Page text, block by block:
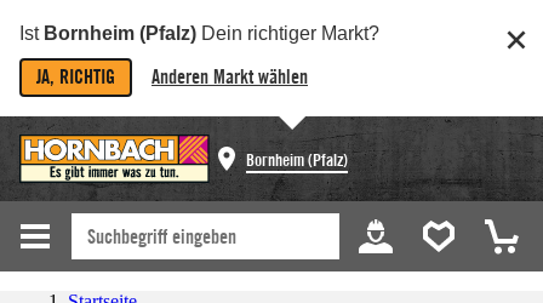
Ist Bornheim (Pfalz) Dein richtiger Markt?
JA, RICHTIG Anderen Markt wählen
Bornheim (Pfalz)